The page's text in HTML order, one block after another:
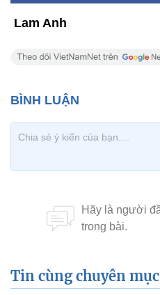
Lam Anh
Tin cùng chuyên mục